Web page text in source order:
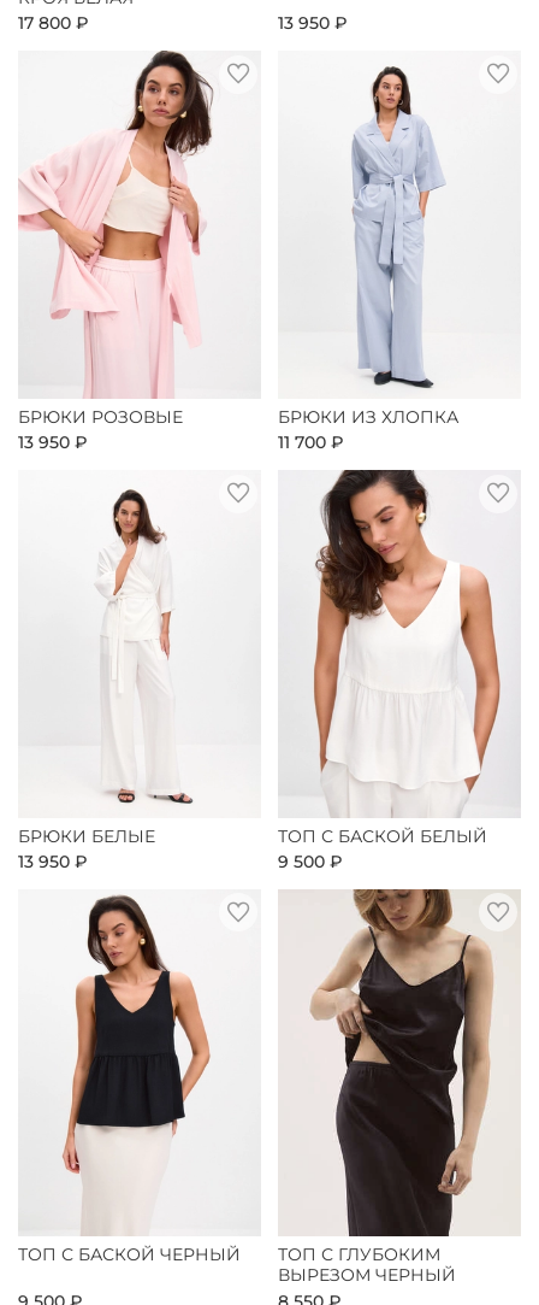
17 800 ₽
13 950 ₽
БРЮКИ РОЗОВЫЕ
13 950 ₽
БРЮКИ ИЗ ХЛОПКА
11 700 ₽
БРЮКИ БЕЛЫЕ
13 950 ₽
ТОП С БАСКОЙ БЕЛЫЙ
9 500 ₽
ТОП С БАСКОЙ ЧЕРНЫЙ
ТОП С ГЛУБОКИМ
ВЫРЕЗОМ ЧЕРНЫЙ